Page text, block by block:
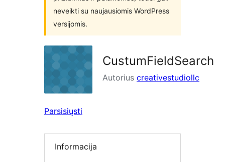
neveikti su naujausiomis WordPress
versijomis.
CustumFieldSearch
Autorius creativestudiollc
Parsisiųsti
Informacija